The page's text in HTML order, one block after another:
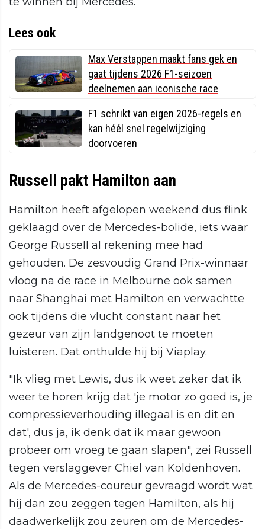
Lees ook
Max Verstappen maakt fans gek en
gaat tijdens 2026 F1-seizoen
deelnemen aan iconische race
F1 schrikt van eigen 2026-regels en
kan héél snel regelwijziging
doorvoeren
Russell pakt Hamilton aan
Hamilton heeft afgelopen weekend dus flink
geklaagd over de Mercedes-bolide, iets waar
George Russell al rekening mee had
gehouden. De zesvoudig Grand Prix-winnaar
vloog na de race in Melbourne ook samen
naar Shanghai met Hamilton en verwachtte
ook tijdens die vlucht constant naar het
gezeur van zijn landgenoot te moeten
luisteren. Dat onthulde hij bij Viaplay.
"Ik vlieg met Lewis, dus ik weet zeker dat ik
weer te horen krijg dat 'je motor zo goed is, je
compressieverhouding illegaal is en dit en
dat', dus ja, ik denk dat ik maar gewoon
probeer om vroeg te gaan slapen", zei Russell
tegen verslaggever Chiel van Koldenhoven.
Als de Mercedes-coureur gevraagd wordt wat
hij dan zou zeggen tegen Hamilton, als hij
daadwerkelijk zou zeuren om de Mercedes-